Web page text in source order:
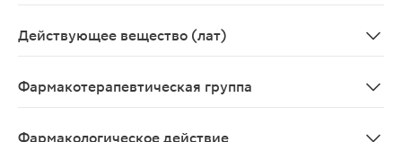
Действующее вещество (лат)
Фармакотерапевтическая группа
Фармакологическое действие